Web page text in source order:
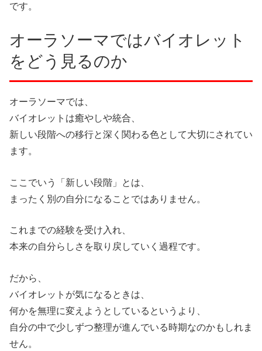
です。
オーラソーマではバイオレット
をどう見るのか
オーラソーマでは、
バイオレットは癒やしや統合、
新しい段階への移行と深く関わる色として大切にされてい
ます。
ここでいう「新しい段階」とは、
まったく別の自分になることではありません。
これまでの経験を受け入れ、
本来の自分らしさを取り戻していく過程です。
だから、
バイオレットが気になるときは、
何かを無理に変えようとしているというより、
自分の中で少しずつ整理が進んでいる時期なのかもしれま
せん。